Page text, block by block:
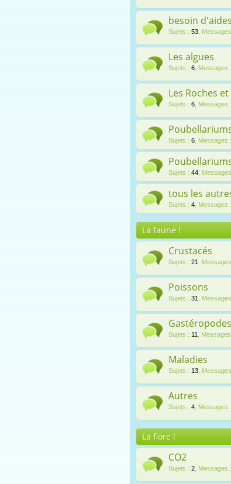
besoin
Sujets : 53 Messages
Les algues
Sujets : 6 Messages :
Les Roches
Sujets : 6 Messages :
Poubellariums
Sujets : 6 Messages :
Poubellariums
Sujets : 44 Messages
tous les
Sujets : 4 Messages :
La faune !
Crustacés
Sujets : 21 Messages
Poissons
Sujets : 31 Messages
Sujets : 11 Messages
Maladies
Sujets : 13 Messages
Autres
Sujets : 4 Messages :
La flore !
CO2
Sujets : 2 Messages :